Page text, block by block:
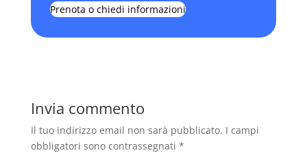
Prenota o chiedi informazioni
Invia commento
Il tuo indirizzo email non sarà pubblicato. I campi
obbligatori sono contrassegnati *